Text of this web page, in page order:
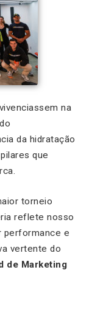
na
da hidratação
que
torneio
reflete nosso
performance e
vertente do
de Marketing